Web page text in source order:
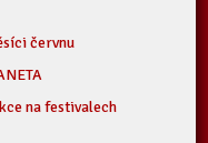
červnu
na festivalech